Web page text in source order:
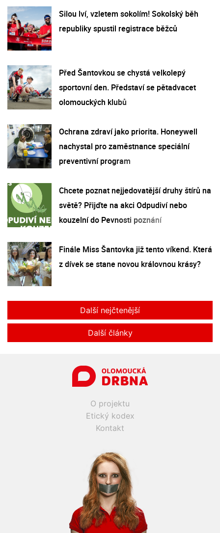
Silou lví, vzletem sokolím! Sokolský běh
republiky spustil registrace běžců
Před Šantovkou se chystá velkolepý
sportovní den. Představí se pětadvacet
olomouckých klubů
Ochrana zdraví jako priorita. Honeywell
nachystal pro zaměstnance speciální
preventivní program
Chcete poznat nejjedovatější druhy štírů na
světě? Přijďte na akci Odpudiví nebo
kouzelní do Pevnosti poznání
Finále Miss Šantovka již tento víkend. Která
z dívek se stane novou královnou krásy?
Další nejčtenější
Další články
O projektu
Etický kodex
Kontakt